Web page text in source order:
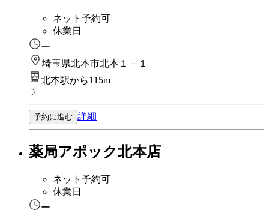
ネット予約可
休業日
ー
埼玉県北本市北本１－１
北本駅から115m
予約に進む 詳細
薬局アポック北本店
ネット予約可
休業日
ー